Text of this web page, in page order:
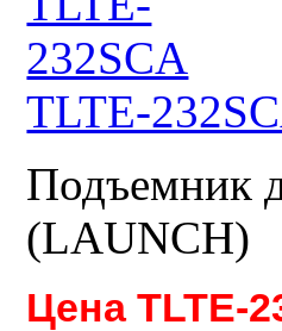
TLTE-
Подъемник
(LAUNCH)
Цена TLTE-